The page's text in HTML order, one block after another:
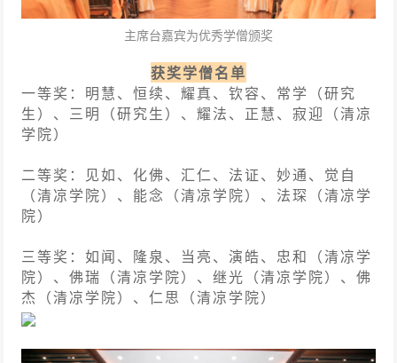
主席台嘉宾为优秀学僧颁奖
获奖学僧名单
一等奖： 明慧、恒续、耀真、钦容、常学（研究
生）、三明（研究生）、耀法、正慧、寂迎（清凉
学院）
二等奖： 见如、化佛、汇仁、法证、妙通、觉自
（清凉学院）、能念（清凉学院）、法琛（清凉学
院）
三等奖：如闻、隆泉、当亮、演皓、忠和（清凉学
院）、佛瑞（清凉学院）、继光（清凉学院）、佛
杰（清凉学院）、仁思（清凉学院）